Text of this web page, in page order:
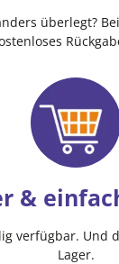
überlegt?
&
verfügbar. Und
Lager.